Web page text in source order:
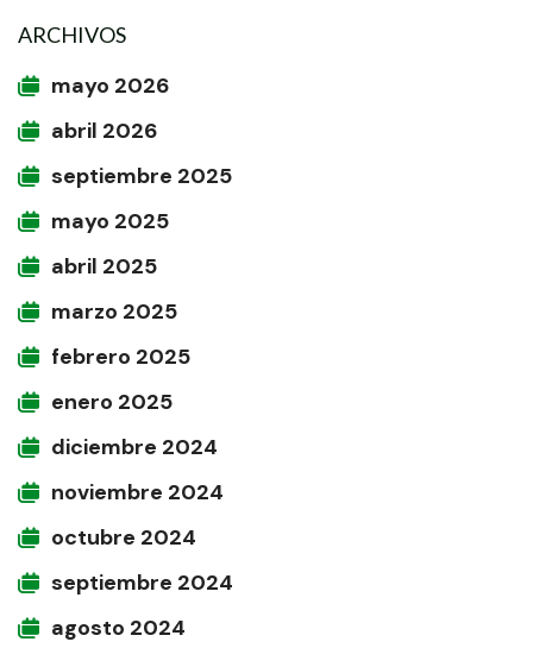
ARCHIVOS
mayo 2026
abril 2026
septiembre 2025
mayo 2025
abril 2025
marzo 2025
febrero 2025
enero 2025
diciembre 2024
noviembre 2024
octubre 2024
septiembre 2024
agosto 2024